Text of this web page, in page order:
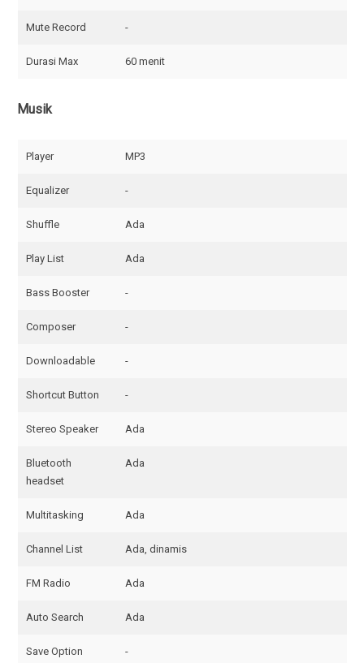
Mute Record -
Durasi Max 60 menit
Musik
Player MP3
Equalizer -
Shuffle Ada
Play List Ada
Bass Booster -
Composer -
Downloadable -
Shortcut Button -
Stereo Speaker Ada
Bluetooth
headset
Ada
Multitasking Ada
Channel List Ada, dinamis
FM Radio Ada
Auto Search Ada
Save Option -